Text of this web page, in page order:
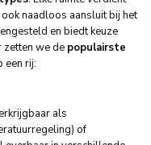
naadloos aansluit bij het
en biedt keuze
zetten we de populairste
een rij:
als
of